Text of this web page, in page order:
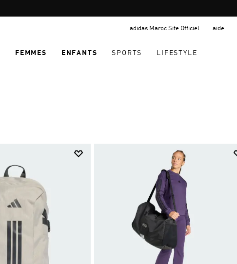
promotion
adidas Maroc Site Officiel aide
FEMMES ENFANTS SPORTS LIFESTYLE